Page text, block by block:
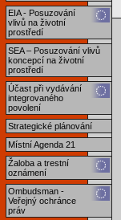
EIA - Posuzování
vlivů na životní
prostředí
SEA – Posuzování vlivů
koncepcí na životní
prostředí
Účast při vydávání
integrovaného
povolení
Strategické plánování
Místní Agenda 21
Žaloba a trestní
oznámení
Ombudsman -
Veřejný ochránce
práv